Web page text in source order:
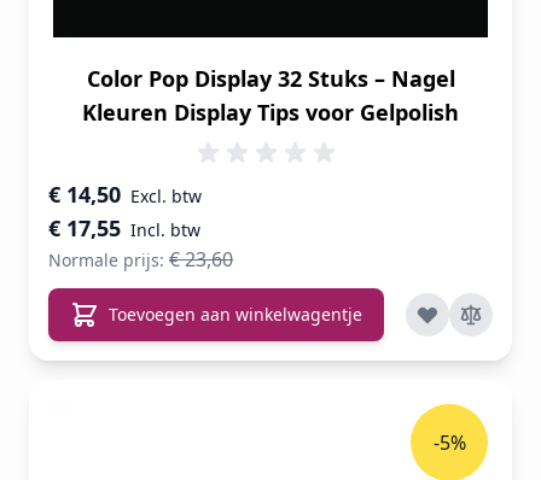
Color Pop Display 32 Stuks – Nagel
Kleuren Display Tips voor Gelpolish
Speciale prijs
€ 17,55
€ 14,50
Normale prijs: € 23,60
Toevoegen aan winkelwagentje
-5%